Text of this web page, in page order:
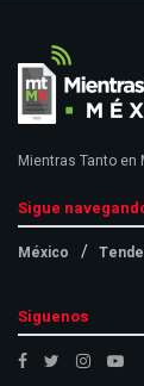
Mientras Tanto en
Sigue
México
Siguenos